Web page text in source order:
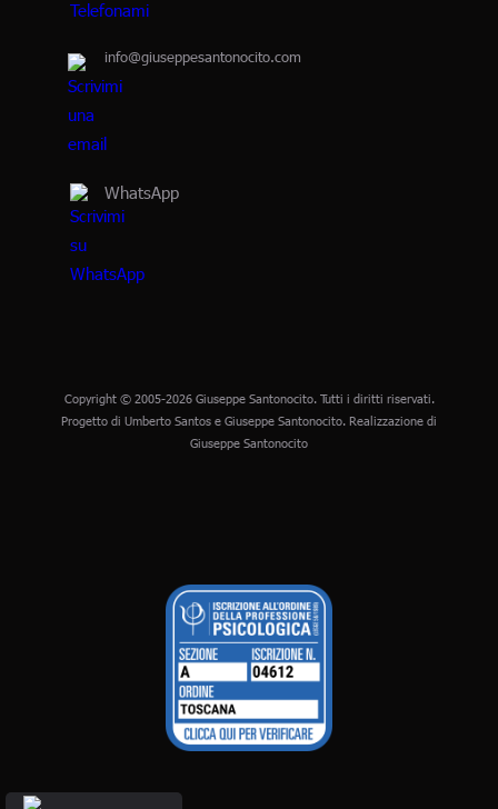
info@giuseppesantonocito.com
WhatsApp
Copyright © 2005-2026 Giuseppe Santonocito. Tutti i diritti riservati.
Progetto di Umberto Santos e Giuseppe Santonocito. Realizzazione di
Giuseppe Santonocito